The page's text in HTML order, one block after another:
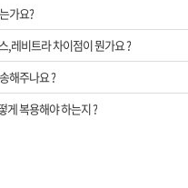
가요?
,레비트라 차이점이 뭔가요 ?
해주나요 ?
게 복용해야 하는지 ?